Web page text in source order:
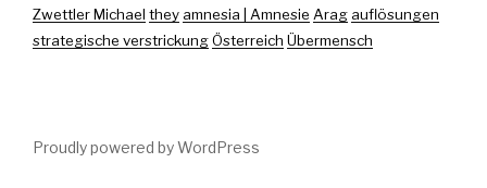
Zwettler Michael they amnesia | Amnesie Arag auflösungen
strategische verstrickungÖsterreich Übermensch
Proudly powered by WordPress